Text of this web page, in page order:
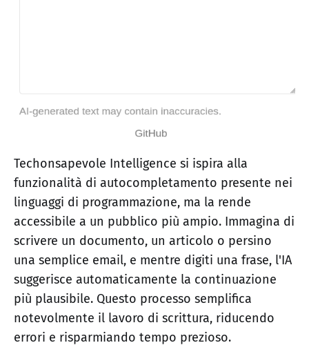
Techonsapevole Intelligence si ispira alla
funzionalità di autocompletamento presente nei
linguaggi di programmazione, ma la rende
accessibile a un pubblico più ampio. Immagina di
scrivere un documento, un articolo o persino
una semplice email, e mentre digiti una frase, l'IA
suggerisce automaticamente la continuazione
più plausibile. Questo processo semplifica
notevolmente il lavoro di scrittura, riducendo
errori e risparmiando tempo prezioso.